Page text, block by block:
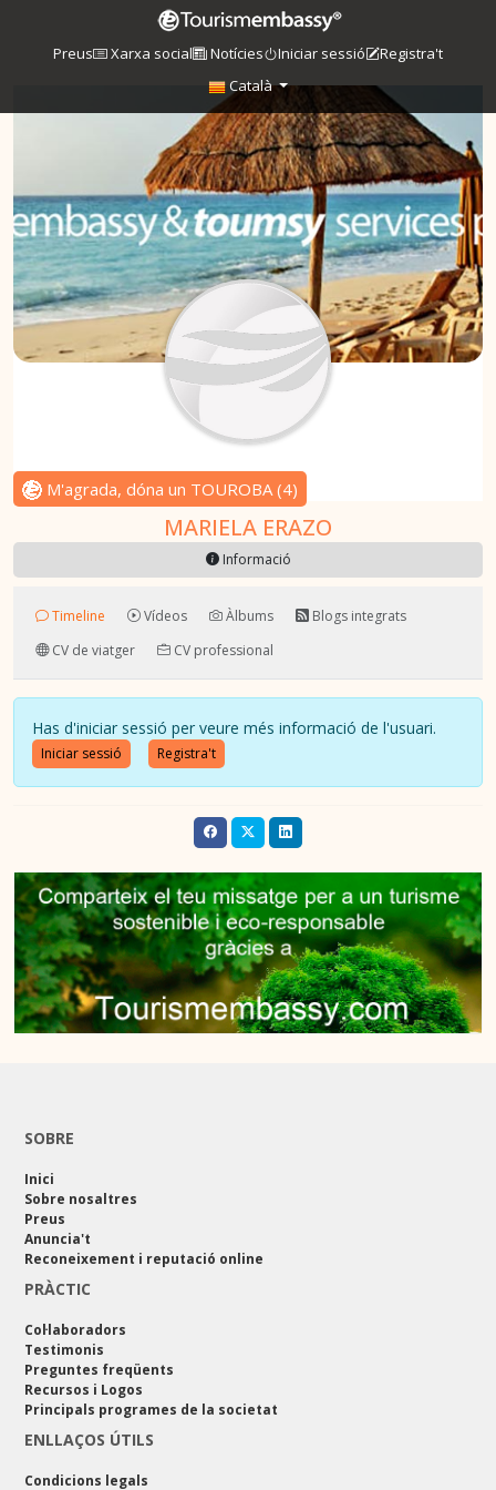
Preus Xarxa social Notícies Iniciar sessió
Registra't
Català
M'agrada, dóna un TOUROBA (4)
MARIELA ERAZO
Informació
Timeline Vídeos Àlbums
Blogs integrats
CV de viatger
CV professional
Has d'iniciar sessió per veure més informació de l'usuari.
Iniciar sessió Registra't
SOBRE
Inici
Sobre nosaltres
Preus
Anuncia't
Reconeixement i reputació online
PRÀCTIC
Col·laboradors
Testimonis
Preguntes freqüents
Recursos i Logos
Principals programes de la societat
ENLLAÇOS ÚTILS
Condicions legals